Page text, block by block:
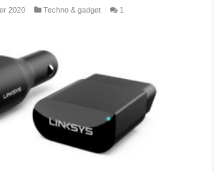
2020 Techno & gadget 1